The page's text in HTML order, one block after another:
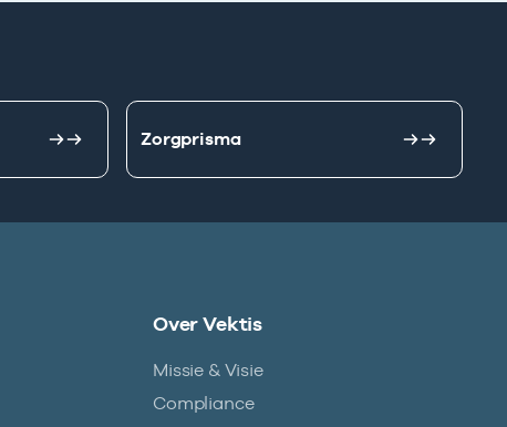
Zorgprisma
Over Vektis
Missie & Visie
Compliance